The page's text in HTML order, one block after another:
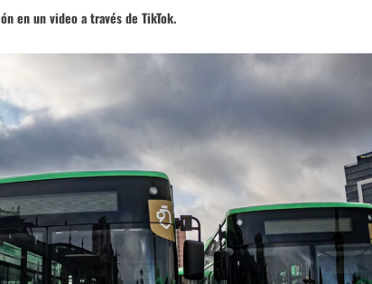
en un video a través de TikTok.